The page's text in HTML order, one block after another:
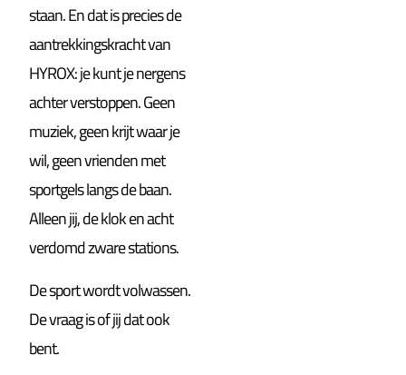
staan. En dat is precies de
aantrekkingskracht van
HYROX: je kunt je nergens
achter verstoppen. Geen
muziek, geen krijt waar je
wil, geen vrienden met
sportgels langs de baan.
Alleen jij, de klok en acht
verdomd zware stations.
De sport wordt volwassen.
De vraag is of jij dat ook
bent.